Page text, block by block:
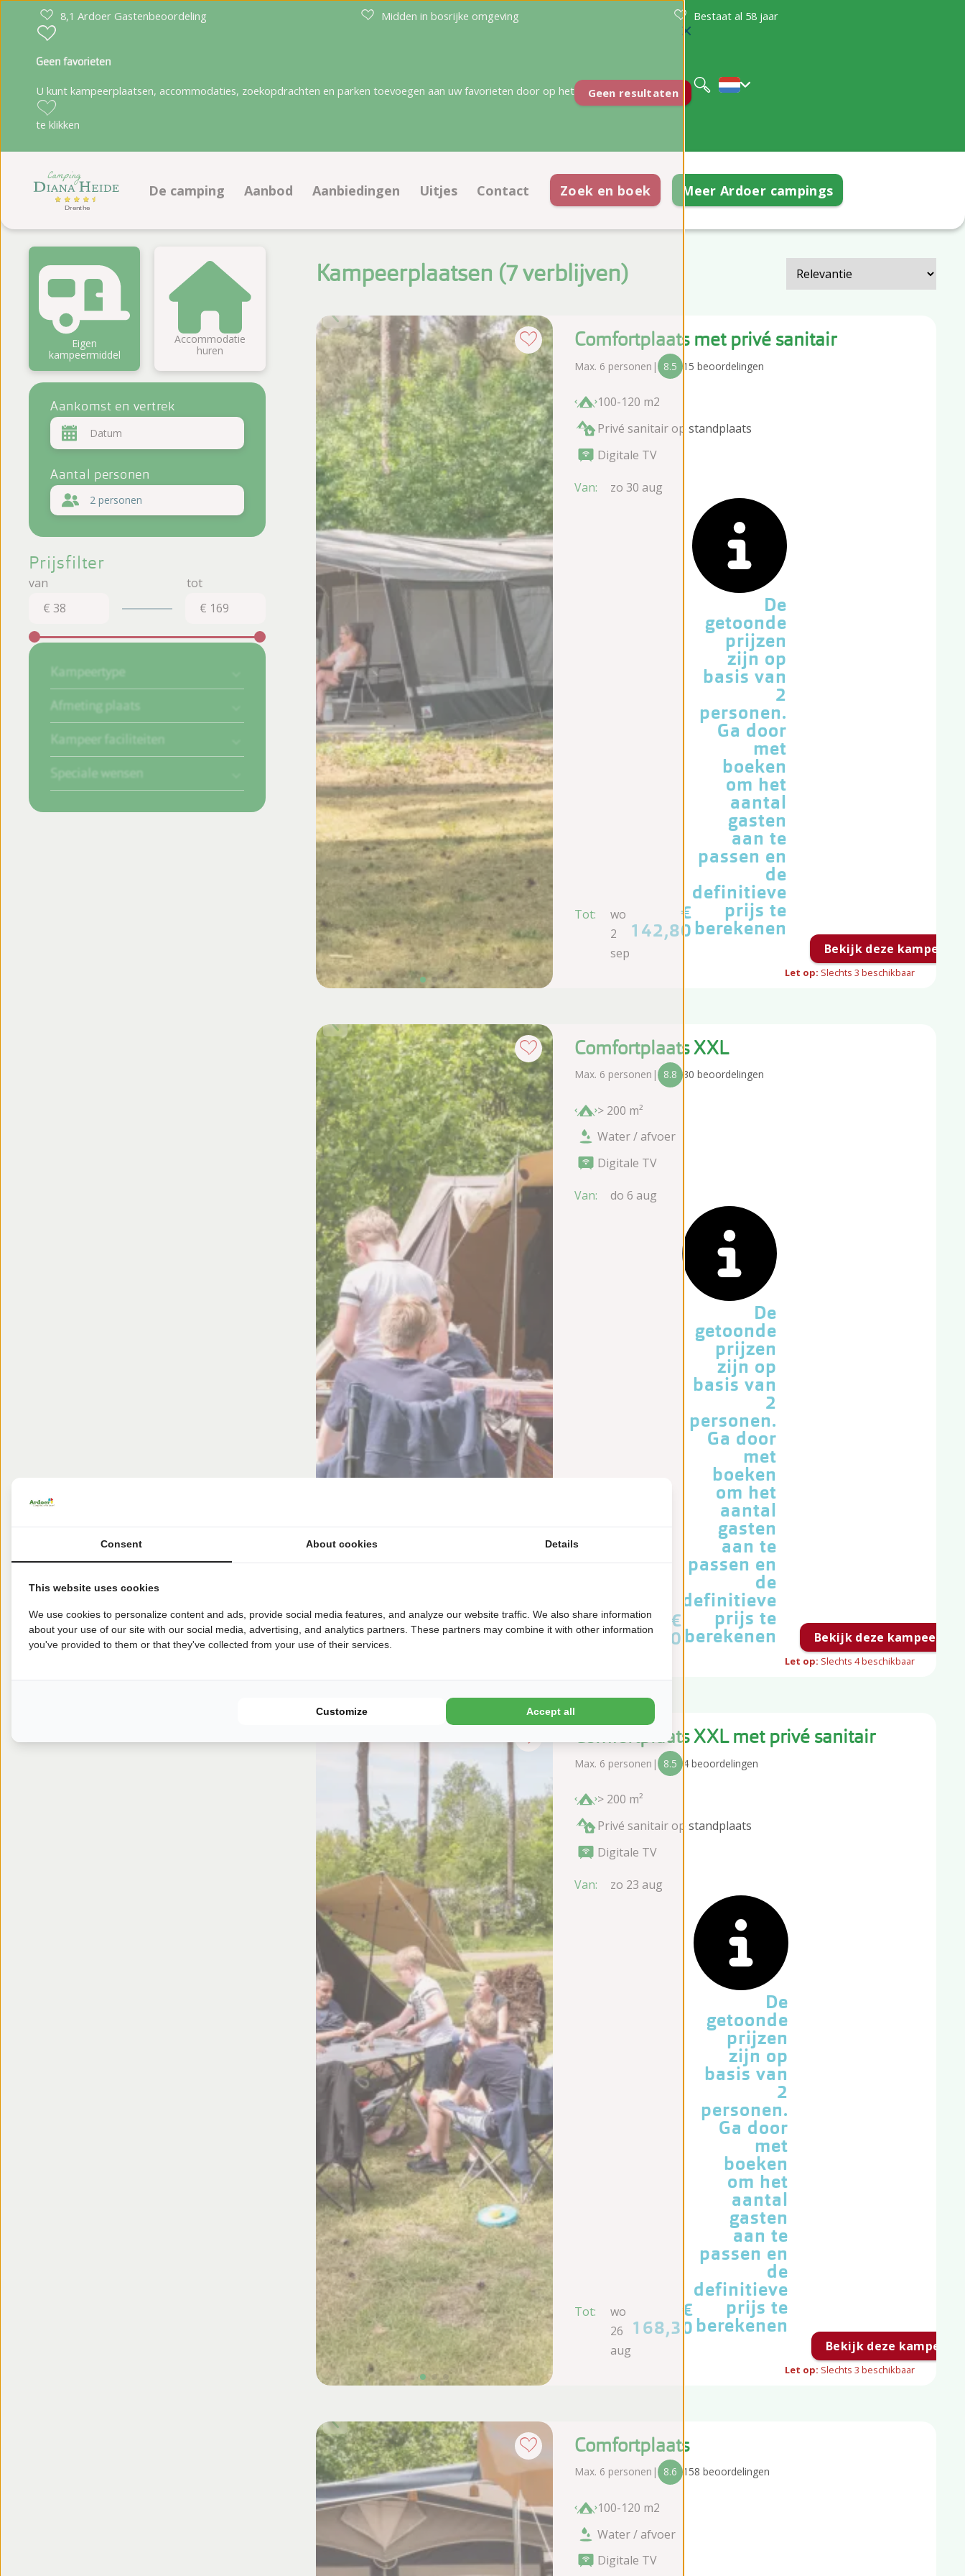
8,1 Ardoer Gastenbeoordeling Midden in bosrijke omgeving Bestaat al 58 jaar
Geen resultaten
Geen favorieten
U kunt kampeerplaatsen, accommodaties, zoekopdrachten en parken toevoegen aan uw favorieten door op het
te klikken
English
De camping
Faciliteiten
Ligging
Plattegrond
Fotoalbum
Aanbod
Kampeerplaatsen
Aanbiedingen
Aanbiedingen kampeerplaatsen
Korting met kortingskaart
Uitjes Contact
Contactinformatie
Veelgestelde vragen
Zoek en boek Meer Ardoer campings
Eigen
kampeermiddel
Accommodatie
huren
Aankomst en vertrek
Aantal personen
2 personen
Prijsfilter
€ 38 € 169
Kampeertype
Afmeting plaats
Kampeer faciliteiten
Speciale wensen
Kampeerplaatsen ( verblijven)
Comfortplaats met privé sanitair
Max. 6 personen | 8.5 15 beoordelingen
100-120 m2
Privé sanitair op standplaats
Digitale TV
Van: zo 30 aug
Tot:
wo
2
sep
€
142,80
De
getoonde
prijzen
zijn op
basis van
2
personen.
Ga door
met
boeken
om het
aantal
gasten
aan te
passen en
de
definitieve
prijs te
berekenen
Bekijk deze
Let op: Slechts 3 beschikbaar
Comfortplaats XXL
Max. 6 personen | 8.8 30 beoordelingen
> 200 m²
Water / afvoer
Digitale TV
Van: do 6 aug
Tot:
vr 7
€
50,60
De
getoonde
prijzen
zijn op
basis van
2
personen.
Ga door
met
boeken
om het
aantal
gasten
aan te
passen en
de
definitieve
prijs te
berekenen Bekijk deze
Let op: Slechts 4beschikbaar
Comfortplaats XXL met privé sanitair
Max. 6 personen | 8.5 4 beoordelingen
> 200 m²
Privé sanitair op standplaats
Digitale TV
Van: zo 23 aug
Tot:
wo
26
aug
€
168,30
De
getoonde
prijzen
zijn op
basis van
2
personen.
Ga door
met
boeken
om het
aantal
gasten
aan te
passen en
de
definitieve
prijs te
berekenen
Bekijk deze
Let op: Slechts 3 beschikbaar
Comfortplaats
Max. 6 personen | 8.6 158 beoordelingen
100-120 m2
Water / afvoer
Digitale TV
Consent About cookies Details
This website uses cookies
We use cookies to personalize content and ads, provide social media features, and analyze our website traffic. We also share information
about your use of our site with our social media, advertising, and analytics partners. These partners may combine it with other information
you've provided to them or that they've collected from your use of their services.
Customize Accept all